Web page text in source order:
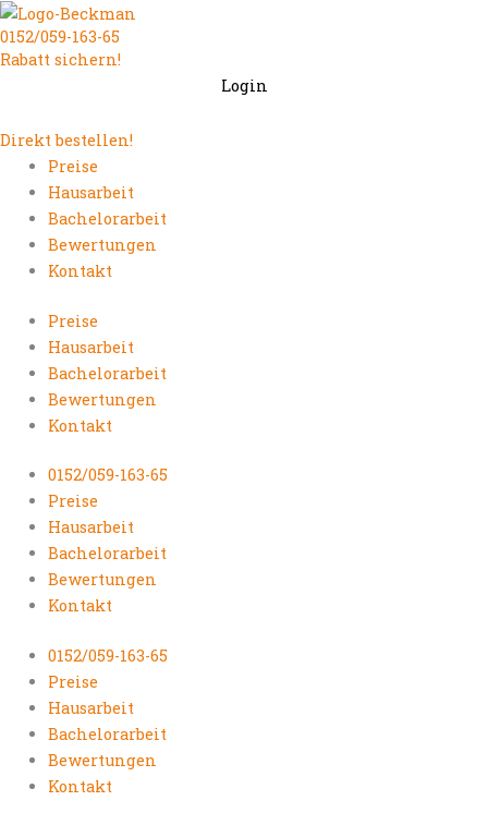
Zum
Inhalt
springen
0152/059-163-65
Rabatt sichern!
Login
Direkt bestellen!
Preise
Hausarbeit
Bachelorarbeit
Bewertungen
Kontakt
Preise
Hausarbeit
Bachelorarbeit
Bewertungen
Kontakt
0152/059-163-65
Preise
Hausarbeit
Bachelorarbeit
Bewertungen
Kontakt
0152/059-163-65
Preise
Hausarbeit
Bachelorarbeit
Bewertungen
Kontakt